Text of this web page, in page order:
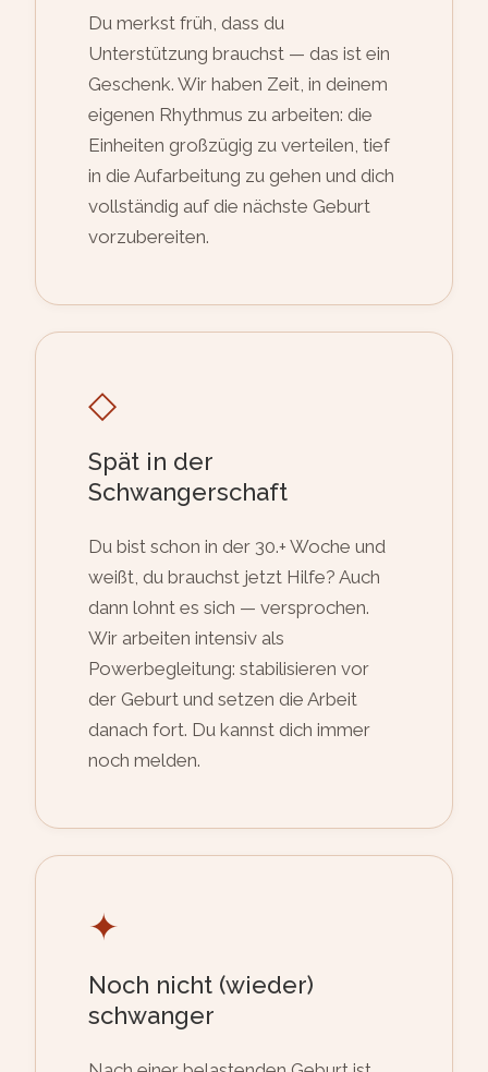
Du merkst früh, dass du
Unterstützung brauchst — das ist ein
Geschenk. Wir haben Zeit, in deinem
eigenen Rhythmus zu arbeiten: die
Einheiten großzügig zu verteilen, tief
in die Aufarbeitung zu gehen und dich
vollständig auf die nächste Geburt
vorzubereiten.
◇
Spät in der
Schwangerschaft
Du bist schon in der 30.+ Woche und
weißt, du brauchst jetzt Hilfe? Auch
dann lohnt es sich — versprochen.
Wir arbeiten intensiv als
Powerbegleitung: stabilisieren vor
der Geburt und setzen die Arbeit
danach fort. Du kannst dich immer
noch melden.
✦
Noch nicht (wieder)
schwanger